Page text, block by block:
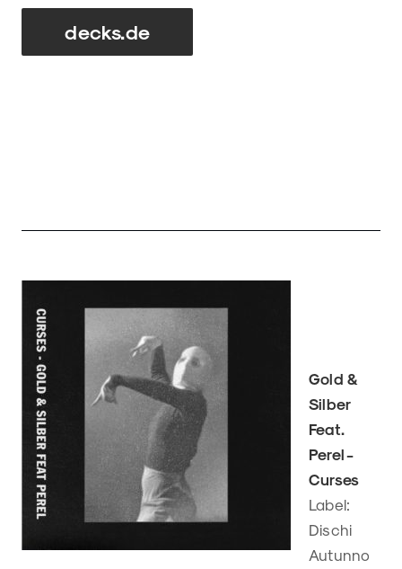
decks.de
Gold &
Silber
Feat.
Perel -
Curses
Label:
Dischi
Autunno